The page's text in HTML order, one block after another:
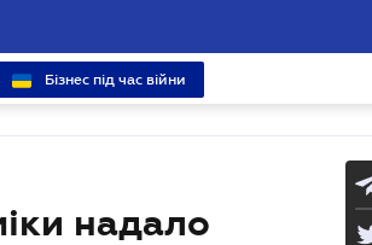
Бізнес під час війни
надало